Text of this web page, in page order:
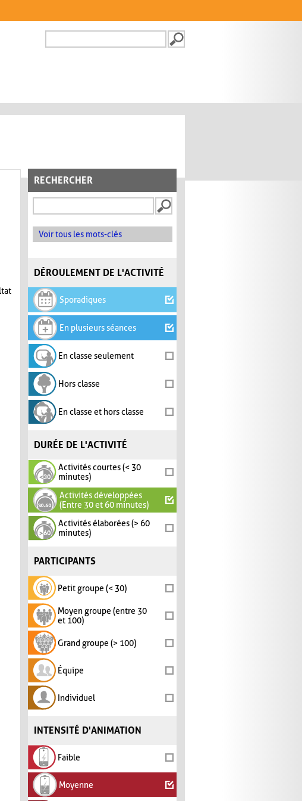
FORMULAIRE DE
RECHERCHER
Voir tous les mots-clés
DÉROULEMENT DE L'ACTIVITÉ
Sporadiques
En plusieurs séances
En classe seulement
Hors classe
En classe et hors classe
DURÉE DE L'ACTIVITÉ
Activités courtes (< 30
minutes)
Activités développées
(Entre 30 et 60 minutes)
Activités élaborées (> 60
minutes)
PARTICIPANTS
Petit groupe (< 30)
Moyen groupe (entre 30
et 100)
Grand groupe (> 100)
Équipe
Individuel
INTENSITÉ D'ANIMATION
Faible
Moyenne